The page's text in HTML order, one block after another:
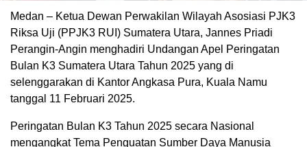
Medan – Ketua Dewan Perwakilan Wilayah Asosiasi PJK3
Riksa Uji (PPJK3 RUI) Sumatera Utara, Jannes Priadi
Perangin-Angin menghadiri Undangan Apel Peringatan
Bulan K3 Sumatera Utara Tahun 2025 yang di
selenggarakan di Kantor Angkasa Pura, Kuala Namu
tanggal 11 Februari 2025.
Peringatan Bulan K3 Tahun 2025 secara Nasional
mengangkat Tema Penguatan Sumber Daya Manusia